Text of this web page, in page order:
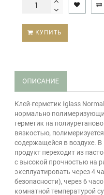
КУПИТЬ
ОПИСАНИЕ
Клей-герметик Iglass
нормально
герметик на
вязкостью,
содержащейся в воздухе.
продукт переходит из
с высокой прочностью на
эксплуатировать через 4
безопасности), через 6
комнатной температурой